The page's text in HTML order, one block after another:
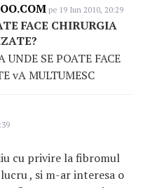
pe 19 Iun 2010, 20:29
FACE CHIRURGIA
UNDE SE POATE FACE
vA MULTUMESC
cu privire la fibromul
, si m-ar interesa o